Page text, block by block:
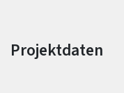
Projektdaten